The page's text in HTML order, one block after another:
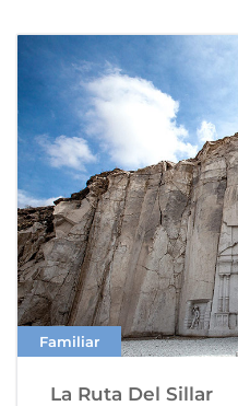
Familiar
La Ruta Del Sillar